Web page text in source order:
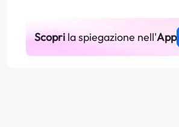
Scoprila spiegazione nell'App